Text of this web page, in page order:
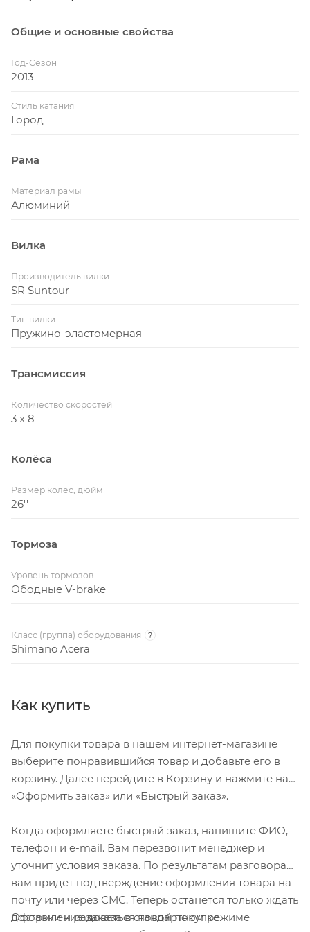
Общие и основные свойства
Год-Сезон
2013
Стиль катания
Город
Рама
Материал рамы
Алюминий
Вилка
Производитель вилки
SR Suntour
Тип вилки
Пружино-эластомерная
Трансмиссия
Количество скоростей
3 x 8
Колёса
Размер колес, дюйм
26''
Тормоза
Уровень тормозов
Ободные V-brake
Класс (группа) оборудования ?
Shimano Acera
Как купить
Для покупки товара в нашем интернет-магазине
выберите понравившийся товар и добавьте его в
корзину. Далее перейдите в Корзину и нажмите на
«Оформить заказ» или «Быстрый заказ».
Когда оформляете быстрый заказ, напишите ФИО,
телефон и e-mail. Вам перезвонит менеджер и
уточнит условия заказа. По результатам разговора
вам придет подтверждение оформления товара на
почту или через СМС. Теперь останется только ждать
доставки и радоваться новой покупке.
Оформление заказа в стандартном режиме